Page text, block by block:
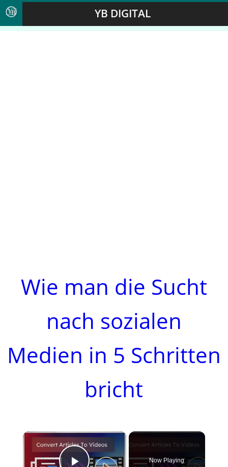
YB DIGITAL
Wie man die Sucht
nach sozialen
Medien in 5 Schritten
bricht
×
Now Playing